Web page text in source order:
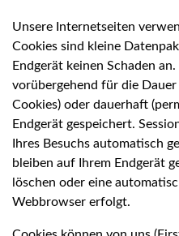
Unsere Internetseiten
Cookies sind kleine
Endgerät keinen Schaden
vorübergehend für die Dauer
Cookies) oder dauerhaft
Endgerät gespeichert.
Ihres Besuchs automatisch
bleiben auf Ihrem Endgerät
löschen oder eine
Webbrowser erfolgt.